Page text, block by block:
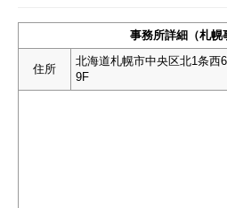
事務所詳細（札幌
住所
北海道札幌市中央区北1条西
9F